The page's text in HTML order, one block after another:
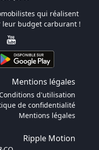
qui réalisent
leur budget carburant !
Mentions légales
Conditions d'utilisation
de confidentialité
Mentions légales
Ripple Motion